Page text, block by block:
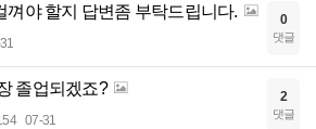
껴야 할지 답변좀 부탁드립니다. 0
댓글
졸업되겠죠?
07-31
2
댓글